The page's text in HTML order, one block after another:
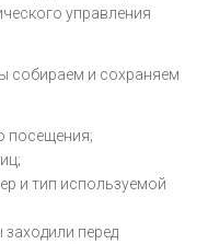
управления
собираем и сохраняем
посещения;
и тип используемой
перед